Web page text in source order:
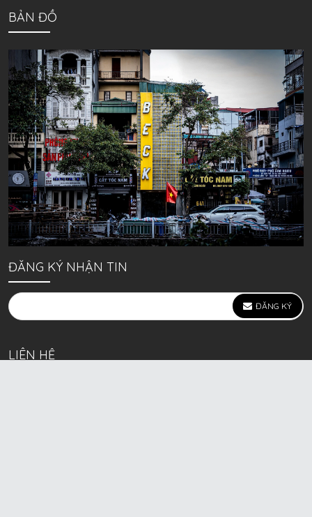
BẢN ĐỒ
ĐĂNG KÝ NHẬN TIN
ĐĂNG KÝ
LIÊN HỆ